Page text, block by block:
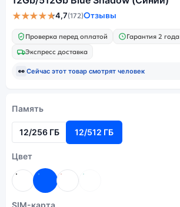
★★★★★4,7(172)Отзывы
Проверка перед оплатой
Гарантия 2 года
Экспресс доставка
👀 Сейчас этот товар смотрят человек
Память
12/256 ГБ 12/512 ГБ
Цвет
SIM-карта